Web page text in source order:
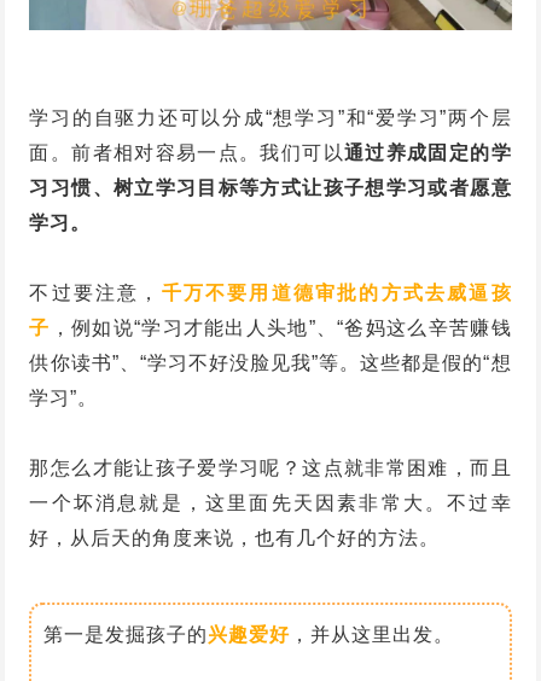
学习的自驱力还可以分成“想学习”和“爱学习”两个层
面。前者相对容易一点。我们可以通过养成固定的学
习习惯、树立学习目标等方式让孩子想学习或者愿意
学习。
不过要注意， 千万不要用道德审批的方式去威逼孩
子 ，例如说“学习才能出人头地”、“爸妈这么辛苦赚钱
供你读书”、“学习不好没脸见我”等。这些都是假的“想
学习”。
那怎么才能让孩子爱学习呢？这点就非常困难，而且
一个坏消息就是，这里面先天因素非常大。不过幸
好，从后天的角度来说，也有几个好的方法。
第一是发掘孩子的兴趣爱好 ，并从这里出发。